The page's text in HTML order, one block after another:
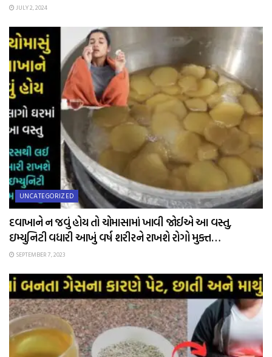
JULY 2, 2024
UNCATEGORIZED
દવાખાને ન જવું હોય તો ચોમાસામાં ખાવી જોઈએ આ વસ્તુ,
ઇમ્યુનિટી વધારી આખું વર્ષ શરીરને રાખશે રોગો મુક્ત…
SEPTEMBER 7, 2023